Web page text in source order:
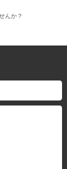
んか？